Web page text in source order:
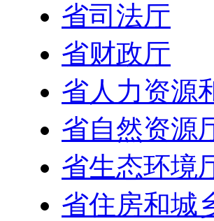
省司法厅
省财政厅
省人力资源
省自然资源
省生态环境
省住房和城